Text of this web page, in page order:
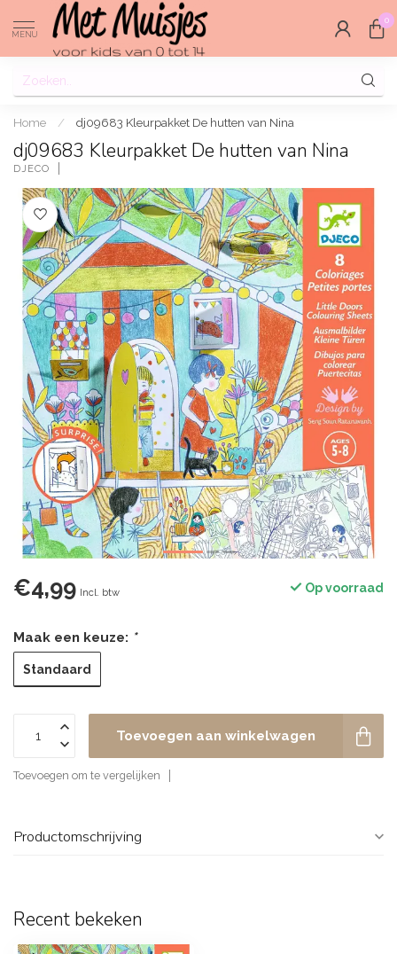
MENU
0
Home / dj09683 Kleurpakket De hutten van Nina
dj09683 Kleurpakket De hutten van Nina
DJECO
€4,99 Incl. btw Op voorraad
Maak een keuze: *
Standaard
Toevoegen aan winkelwagen
Toevoegen om te vergelijken
Productomschrijving
Recent bekeken